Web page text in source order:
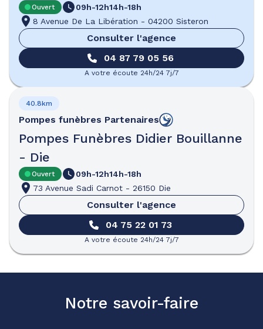
Ouvert 09h-12h14h-18h
8 Avenue De La Libération - 04200 Sisteron
Consulter l'agence
04 87 79 05 56
A votre écoute 24h/24 7j/7
Pompes funèbres Partenaires
Pompes Funèbres Didier Bouillanne
- Die
40.8km
Ouvert 09h-12h14h-18h
73 Avenue Sadi Carnot - 26150 Die
Consulter l'agence
04 75 22 01 73
A votre écoute 24h/24 7j/7
Notre savoir-faire